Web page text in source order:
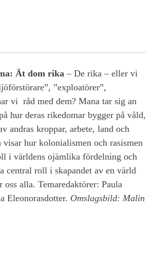
Ät dom rika – De rika – eller vi
”exploatörer”,
vi råd med dem? Mana tar sig an
hur deras rikedomar bygger på våld,
andras kroppar, arbete, land och
visar hur kolonialismen och rasismen
i världens ojämlika fördelning och
central roll i skapandet av en värld
oss alla. Temaredaktörer: Paula
Eleonorasdotter. Omslagsbild: Malin